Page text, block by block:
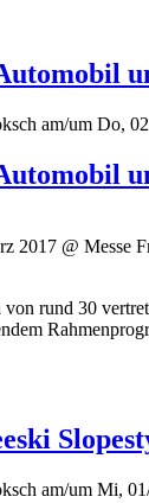
am/um Do,
2017 @ Messe
rund 30
am/um Mi,